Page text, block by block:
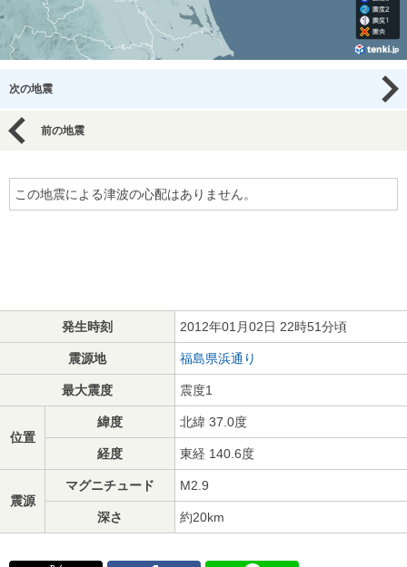
次の地震
前の地震
この地震による津波の心配はありません。
発生時刻 2012年01月02日 22時51分頃
震源地 福島県浜通り
最大震度 震度1
位置
緯度 北緯 37.0度
経度 東経 140.6度
震源
マグニチュード M2.9
深さ 約20km